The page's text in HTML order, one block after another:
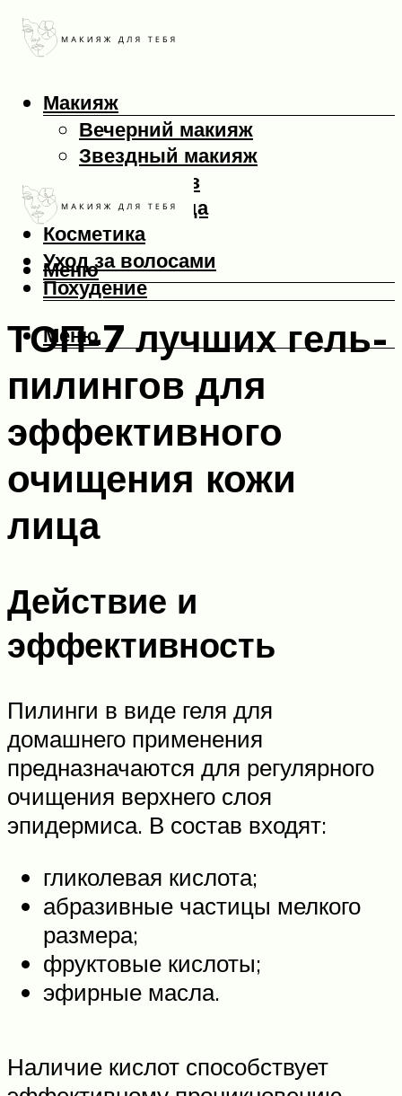
Макияж
Вечерний макияж
Звездный макияж
Макияж глаз
Макияж лица
Косметика
Уход за волосами
Похудение
Меню
Меню
ТОП-7 лучших гель-
пилингов для
эффективного
очищения кожи
лица
Действие и
эффективность
Пилинги в виде геля для
домашнего применения
предназначаются для регулярного
очищения верхнего слоя
эпидермиса. В состав входят:
гликолевая кислота;
абразивные частицы мелкого
размера;
фруктовые кислоты;
эфирные масла.
Наличие кислот способствует